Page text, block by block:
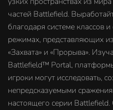
частей Battlefield.
благодаря системе классов
режимах, представляющих
«Захвата» и «Прорыва».
Battlefield™ Portal,
игроки могут исследовать,
непредсказуемыми
настоящего серии